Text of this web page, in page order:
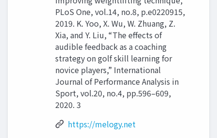
PLoS One, vol.14, no.8, p.e0220915,
2019. K. Yoo, X. Wu, W. Zhuang, Z.
Xia, and Y. Liu, “The effects of
audible feedback as a coaching
strategy on golf skill learning for
novice players,” International
Journal of Performance Analysis in
Sport, vol.20, no.4, pp.596–609,
2020. 3
https://melogy.net